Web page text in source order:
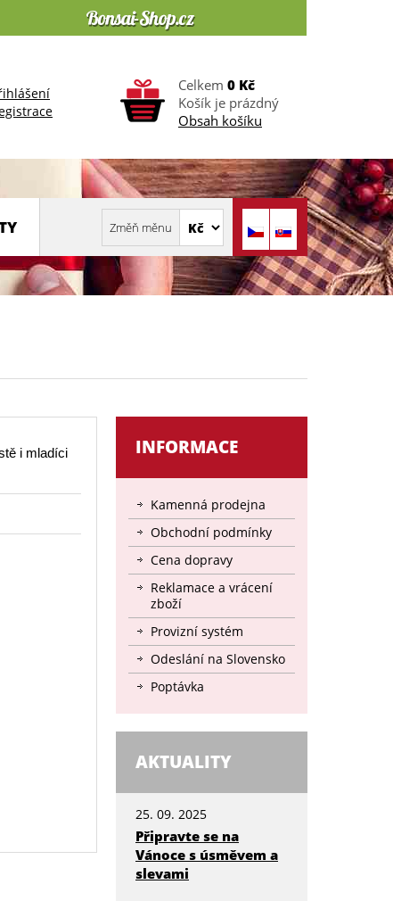
Celkem 0 Kč
Košík je prázdný
Obsah košíku
i mladíci
INFORMACE
Kamenná prodejna
Obchodní podmínky
Cena dopravy
Reklamace a vrácení
zboží
Provizní systém
Odeslání na Slovensko
Poptávka
AKTUALITY
25. 09. 2025
Připravte se na
Vánoce s úsměvem a
slevami